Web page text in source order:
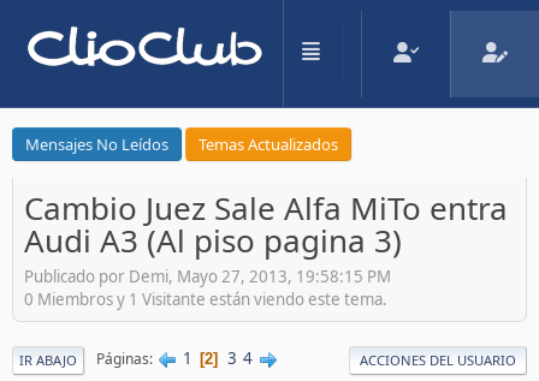
Mensajes No Leídos Temas Actualizados
Cambio Juez Sale Alfa MiTo entra
Audi A3 (Al piso pagina 3)
Publicado por Demi, Mayo 27, 2013, 19:58:15 PM
0 Miembros y 1 Visitante están viendo este tema.
IR ABAJO Páginas 1 2 3 4 ACCIONES DEL USUARIO